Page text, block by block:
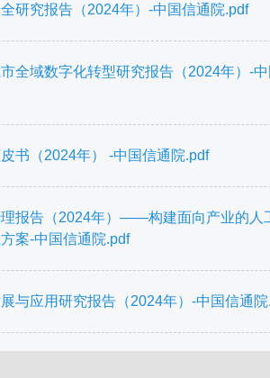
研究报告（2024年）-中国信通院.pdf
全域数字化转型研究报告（2024年）-
书（2024年） -中国信通院.pdf
理报告（2024年）——构建面向产业的人
案-中国信通院.pdf
与应用研究报告（2024年）-中国信通